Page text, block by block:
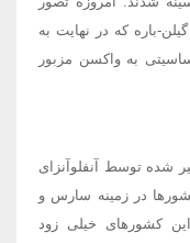
گیلن-باره که در نهایت به
به واکسن مزبور
شده توسط آنفلوآنزای
در زمینه سارس و
کشورهای خیلی زود